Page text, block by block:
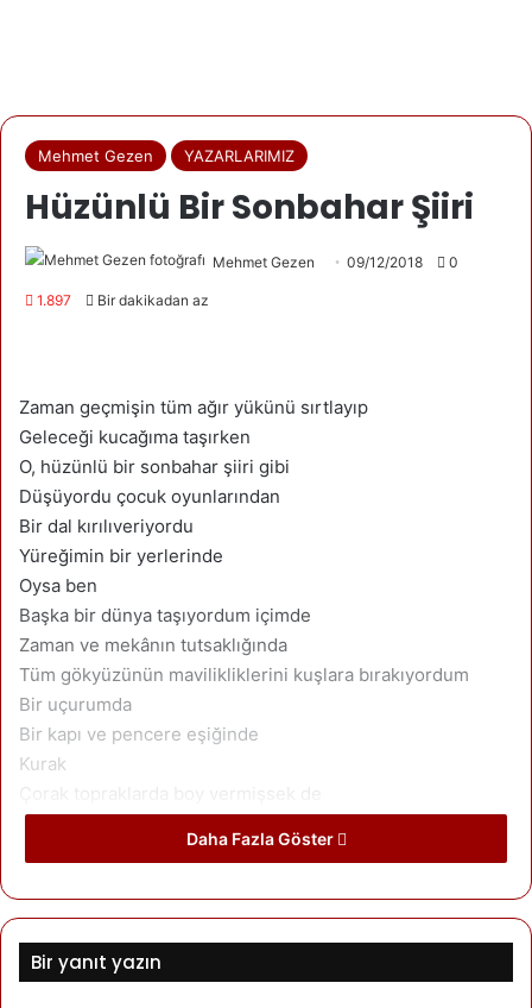
Mehmet Gezen YAZARLARIMIZ
Hüzünlü Bir Sonbahar Şiiri
Mehmet Gezen 09/12/2018 0
1.897 Bir dakikadan az
Zaman geçmişin tüm ağır yükünü sırtlayıp
Geleceği kucağıma taşırken
O, hüzünlü bir sonbahar şiiri gibi
Düşüyordu çocuk oyunlarından
Bir dal kırılıveriyordu
Yüreğimin bir yerlerinde
Oysa ben
Başka bir dünya taşıyordum içimde
Zaman ve mekânın tutsaklığında
Tüm gökyüzünün mavilikliklerini kuşlara bırakıyordum
Bir uçurumda
Bir kapı ve pencere eşiğinde
Kurak
Çorak topraklarda boy vermişsek de
Şimdi hangi sözcük karşılayabilirdi ki
Çocuk yalnızlığımızın iç çekişlerini
Yarım kalınmışlığımızın
Derin soluğunu
Hangi gerçek dokunabilirdi
Daha Fazla Göster
Bir yanıt yazın